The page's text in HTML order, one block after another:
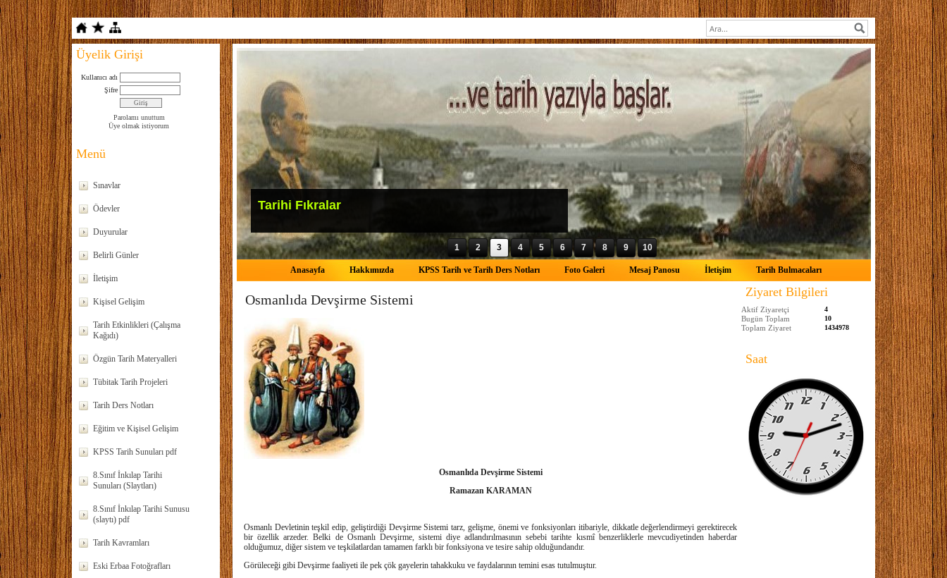
Üyelik Girişi
Kullanıcı adı
Şifre
Parolamı unuttum
Üye olmak istiyorum
Menü
Sınavlar
Ödevler
Duyurular
Belirli Günler
İletişim
Kişisel Gelişim
Tarih Etkinlikleri (Çalışma
Kağıdı)
Özgün Tarih Materyalleri
Tübitak Tarih Projeleri
Tarih Ders Notları
Eğitim ve Kişisel Gelişim
KPSS Tarih Sunuları pdf
8.Sınıf İnkılap Tarihi
Sunuları (Slaytları)
8.Sınıf İnkılap Tarihi Sunusu
(slaytı) pdf
Tarih Kavramları
Eski Erbaa Fotoğrafları
Tarihi Fıkralar
1 2 3 4 5 6 7 8 9 10
Anasayfa Hakkımızda KPSS Tarih ve Tarih Ders Notları Foto Galeri Mesaj Panosu İletişim Tarih Bulmacaları
Osmanlıda Devşirme Sistemi
Osmanlıda Devşirme Sistemi
Ramazan KARAMAN
Osmanlı Devletinin teşkil edip, geliştirdiği Devşirme Sistemi tarz, gelişme, önemi ve fonksiyonları itibariyle, dikkatle değerlendirmeyi gerektirecek
bir özellik arzeder. Belki de Osmanlı Devşirme, sistemi diye adlandırılmasının sebebi tarihte kısmî benzerliklerle mevcudiyetinden haberdar
olduğumuz, diğer sistem ve teşkilatlardan tamamen farklı bir fonksiyona ve tesire sahip olduğundandır.
Görüleceği gibi Devşirme faaliyeti ile pek çök gayelerin tahakkuku ve faydalarının temini esas tutulmuştur.
Ziyaret Bilgileri
Aktif Ziyaretçi 4
Bugün Toplam 10
Toplam Ziyaret 1434978
Saat